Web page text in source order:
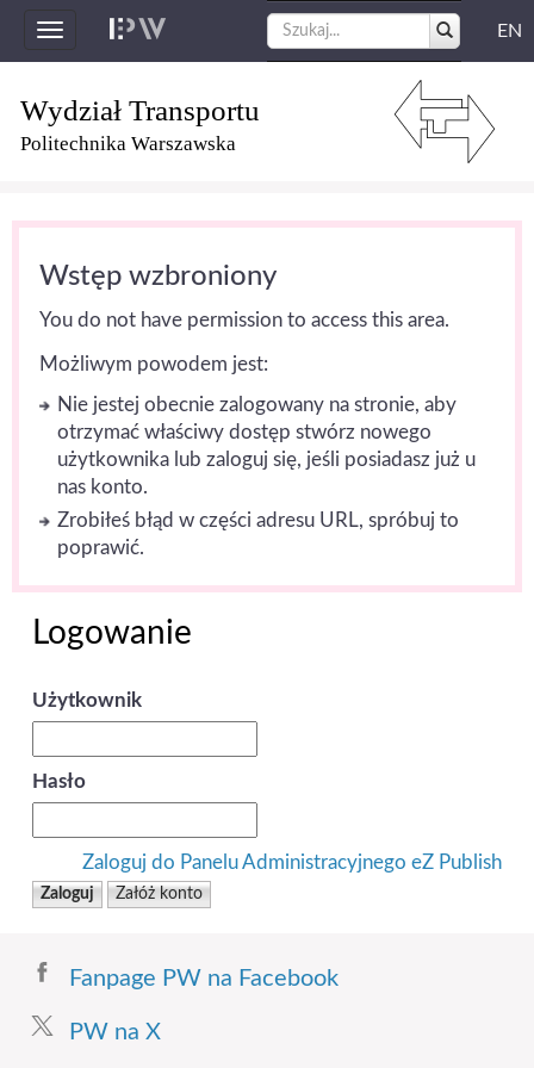
Toggle
navigation
EN
Wydział Transportu
Politechnika Warszawska
Wstęp wzbroniony
You do not have permission to access this area.
Możliwym powodem jest:
Nie jestej obecnie zalogowany na stronie, aby
otrzymać właściwy dostęp stwórz nowego
użytkownika lub zaloguj się, jeśli posiadasz już u
nas konto.
Zrobiłeś błąd w części adresu URL, spróbuj to
poprawić.
Logowanie
Użytkownik
Hasło
Zaloguj do Panelu Administracyjnego eZ Publish
Fanpage PW na Facebook
PW na X